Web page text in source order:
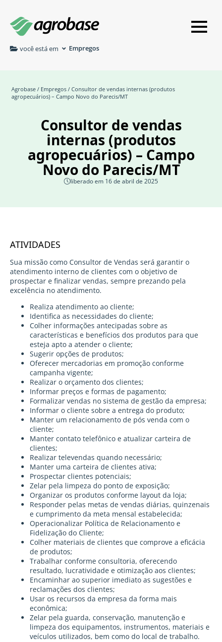
você está em Empregos
Agrobase / Empregos / Consultor de vendas internas (produtos
agropecuários) – Campo Novo do Parecis/MT
Consultor de vendas
internas (produtos
agropecuários) – Campo
Novo do Parecis/MT
liberado em 16 de abril de 2025
ATIVIDADES
Sua missão como Consultor de Vendas será garantir o
atendimento interno de clientes com o objetivo de
prospectar e finalizar vendas, sempre prezando pela
excelência no atendimento.
Realiza atendimento ao cliente;
Identifica as necessidades do cliente;
Colher informações antecipadas sobre as
características e benefícios dos produtos para que
esteja apto a atender o cliente;
Sugerir opções de produtos;
Oferecer mercadorias em promoção conforme
campanha vigente;
Realizar o orçamento dos clientes;
Informar preços e formas de pagamento;
Formalizar vendas no sistema de gestão da empresa;
Informar o cliente sobre a entrega do produto;
Manter um relacionamento de pós venda com o
cliente;
Manter contato telefônico e atualizar carteira de
clientes;
Realizar televendas quando necessário;
Manter uma carteira de clientes ativa;
Prospectar clientes potenciais;
Zelar pela limpeza do ponto de exposição;
Organizar os produtos conforme layout da loja;
Responder pelas metas de vendas diárias, quinzenais
e cumprimento da meta mensal estabelecida;
Operacionalizar Política de Relacionamento e
Fidelização do Cliente;
Colher materiais de clientes que comprove a eficácia
de produtos;
Trabalhar conforme consultoria, oferecendo
resultado, lucratividade e otimização aos clientes;
Encaminhar ao superior imediato as sugestões e
reclamações dos clientes;
Usar os recursos da empresa da forma mais
econômica;
Zelar pela guarda, conservação, manutenção e
limpeza dos equipamentos, instrumentos, materiais e
veículos utilizados, bem como do local de trabalho.